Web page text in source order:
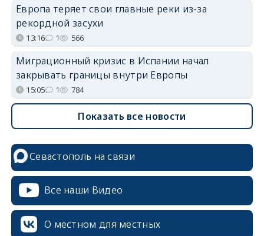
Европа теряет свои главные реки из-за
рекордной засухи
13:16 1 566
Миграционный кризис в Испании начал
закрывать границы внутри Европы
15:05 1 784
Показать все новости
Севастополь на связи
Все наши Видео
О местном для местных